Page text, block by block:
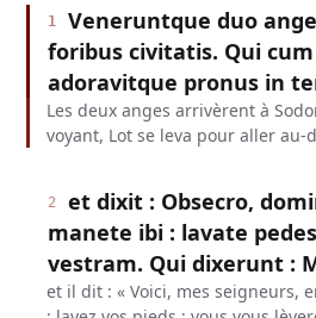
1
Veneruntque duo
foribus civitatis. Qui
adoravitque pronus in
Les deux anges arrivèrent à
voyant, Lot se leva pour aller au-
2
et dixit : Obsecro,
manete ibi : lavate
vestram. Qui dixerunt :
et il dit : « Voici, mes seigneurs,